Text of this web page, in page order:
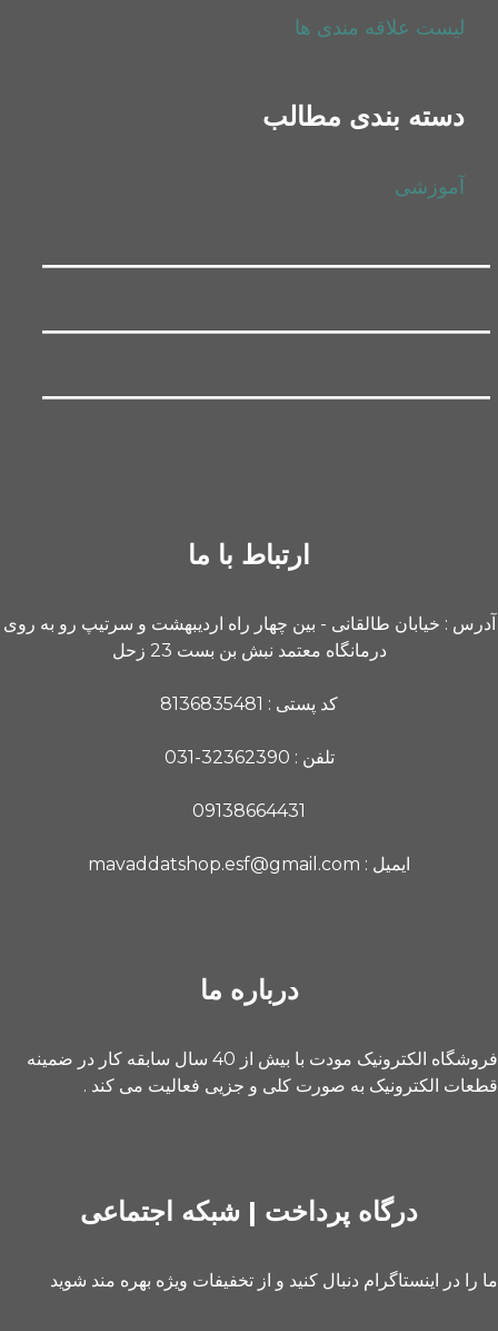
لیست علاقه مندی ها
دسته بندی مطالب
آموزشی
ارتباط با ما
آدرس : خیابان طالقانی - بین چهار راه اردیبهشت و سرتیپ رو به روی
درمانگاه معتمد نبش بن بست 23 زحل
کد پستی : 8136835481
تلفن : 32362390-031
09138664431
ایمیل : mavaddatshop.esf@gmail.com
درباره ما
فروشگاه الکترونیک مودت با بیش از 40 سال سابقه کار در ضمینه
قطعات الکترونیک به صورت کلی و جزیی فعالیت می کند .
درگاه پرداخت | شبکه اجتماعی
ما را در اینستاگرام دنبال کنید و از تخفیفات ویژه بهره مند شوید